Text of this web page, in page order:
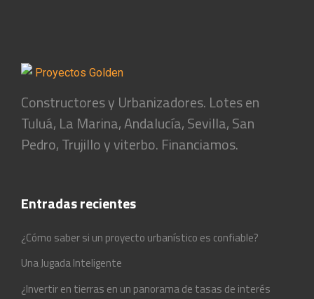
Constructores y Urbanizadores. Lotes en
Tuluá, La Marina, Andalucía, Sevilla, San
Pedro, Trujillo y viterbo. Financiamos.
Entradas recientes
¿Cómo saber si un proyecto urbanístico es confiable?
Una Jugada Inteligente
¿Invertir en tierras en un panorama de tasas de interés